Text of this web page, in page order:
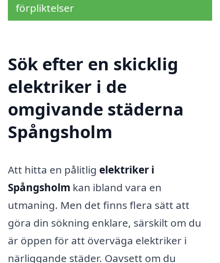
förpliktelser
Sök efter en skicklig
elektriker i de
omgivande städerna
Spångsholm
Att hitta en pålitlig elektriker i
Spångsholm kan ibland vara en
utmaning. Men det finns flera sätt att
göra din sökning enklare, särskilt om du
är öppen för att överväga elektriker i
närliggande städer. Oavsett om du